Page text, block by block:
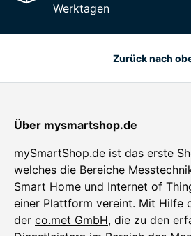
Werktagen
Zurück nach
Über mysmartshop.de
mySmartShop.de ist das erste
welches die Bereiche
Smart Home und Internet of
einer Plattform vereint. Mit Hilfe
der co.met GmbH, die zu den